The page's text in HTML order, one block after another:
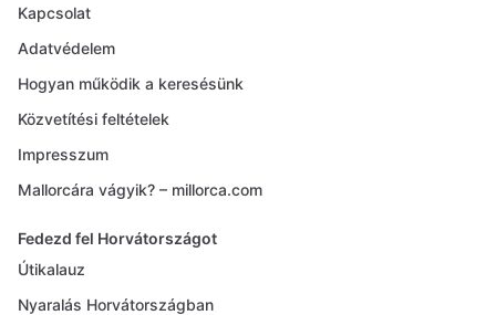
Kapcsolat
Adatvédelem
Hogyan működik a keresésünk
Közvetítési feltételek
Impresszum
Mallorcára vágyik? – millorca.com
Fedezd fel Horvátországot
Útikalauz
Nyaralás Horvátországban